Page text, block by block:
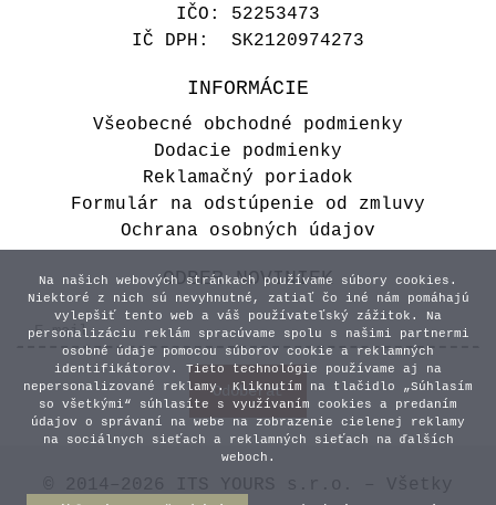
IČO: 52253473
IČ DPH: SK2120974273
INFORMÁCIE
Všeobecné obchodné podmienky
Dodacie podmienky
Reklamačný poriadok
Formulár na odstúpenie od zmluvy
Ochrana osobných údajov
ODBER NOVINIEK
Na našich webových stránkach používame súbory cookies.
Niektoré z nich sú nevyhnutné, zatiaľ čo iné nám pomáhajú
vylepšiť tento web a váš používateľský zážitok. Na
personalizáciu reklám spracúvame spolu s našimi partnermi
osobné údaje pomocou súborov cookie a reklamných
identifikátorov. Tieto technológie používame aj na
nepersonalizované reklamy. Kliknutím na tlačidlo „Súhlasím
so všetkými“ súhlasíte s využívaním cookies a predaním
údajov o správaní na webe na zobrazenie cielenej reklamy
na sociálnych sieťach a reklamných sieťach na ďalších
weboch.